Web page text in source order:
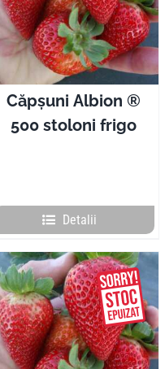
Căpșuni Albion ®
500 stoloni frigo
Detalii